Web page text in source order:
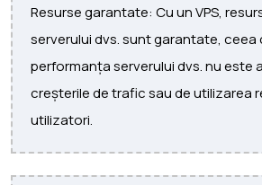
Resurse garantate: Cu un VPS,
serverului dvs. sunt garantate, ceea
performanța serverului dvs. nu este
creșterile de trafic sau de utilizarea
utilizatori.